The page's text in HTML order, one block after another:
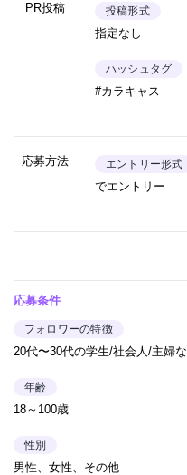
PR投稿 投稿形式
指定なし
ハッシュタグ
#カラキャス
応募方法 エントリー形式
でエントリー
応募条件
フォロワーの特徴
20代〜30代の学生/社会人/主婦
年齢
18～100歳
性別
男性、女性、その他